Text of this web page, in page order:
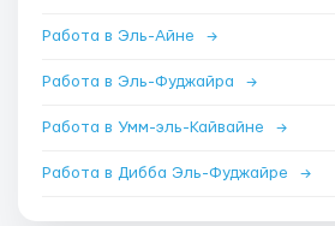
Работа в Эль-Айне →
Работа в Эль-Фуджайра →
Работа в Умм-эль-Кайвайне →
Работа в Дибба Эль-Фуджайре →